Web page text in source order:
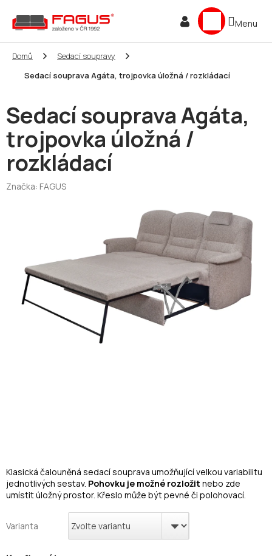
obsah
NÁKUPNÍ
KOŠÍK
Domů
Sedací soupravy
Sedací souprava Agáta, trojpovka úložná / rozkládací
Sedací souprava Agáta,
trojpovka úložná /
rozkládací
Značka: FAGUS
Varianta
Klasická čalouněná sedací souprava umožňující velkou variabilitu
jednotlivých sestav. Pohovku je možné rozložit nebo zde
umístit úložný prostor. Křeslo může být pevné či polohovací.